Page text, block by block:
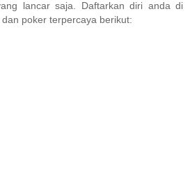
lancar saja. Daftarkan diri anda di
poker terpercaya berikut: